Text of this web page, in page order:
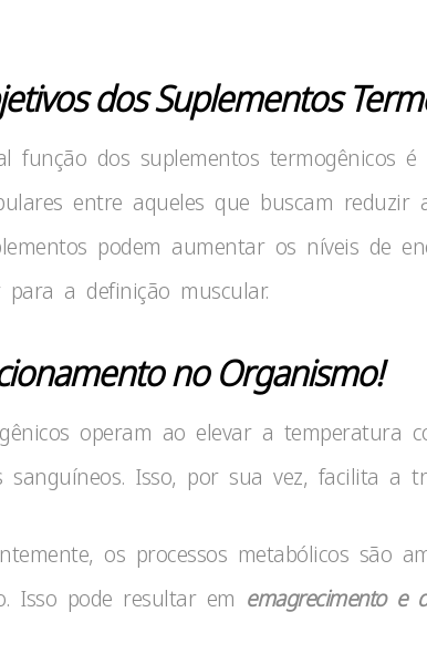
dos Suplementos
função dos suplementos termogênicos é
entre aqueles que buscam reduzir
podem aumentar os níveis de
a definição muscular.
no Organismo!
operam ao elevar a temperatura
sanguíneos. Isso, por sua vez, facilita a
os processos metabólicos são
Isso pode resultar em emagrecimento e